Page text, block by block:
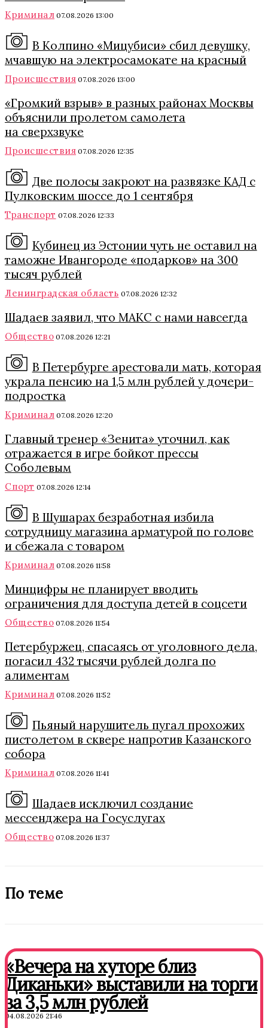
Криминал 07.08.2026 13:00
В Колпино «Мицубиси» сбил девушку,
мчавшую на электросамокате на красный
Происшествия 07.08.2026 13:00
«Громкий взрыв» в разных районах Москвы
объяснили пролетом самолета
на сверхзвуке
Происшествия 07.08.2026 12:35
Две полосы закроют на развязке КАД с
Пулковским шоссе до 1 сентября
Транспорт 07.08.2026 12:33
Кубинец из Эстонии чуть не оставил на
таможне Ивангороде «подарков» на 300
тысяч рублей
Ленинградская область 07.08.2026 12:32
Шадаев заявил, что МАКС с нами навсегда
Общество 07.08.2026 12:21
В Петербурге арестовали мать, которая
украла пенсию на 1,5 млн рублей у дочери-
подростка
Криминал 07.08.2026 12:20
Главный тренер «Зенита» уточнил, как
отражается в игре бойкот прессы
Соболевым
Спорт 07.08.2026 12:14
В Шушарах безработная избила
сотрудницу магазина арматурой по голове
и сбежала с товаром
Криминал 07.08.2026 11:58
Минцифры не планирует вводить
ограничения для доступа детей в соцсети
Общество 07.08.2026 11:54
Петербуржец, спасаясь от уголовного дела,
погасил 432 тысячи рублей долга по
алиментам
Криминал 07.08.2026 11:52
Пьяный нарушитель пугал прохожих
пистолетом в сквере напротив Казанского
собора
Криминал 07.08.2026 11:41
Шадаев исключил создание
мессенджера на Госуслугах
Общество 07.08.2026 11:37
По теме
«Вечера на хуторе близ
Диканьки» выставили на торги
за 3,5 млн рублей
04.08.2026 21:46